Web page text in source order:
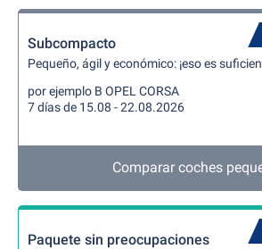
Subcompacto
Pequeño, ágil y económico: ¡eso es
por ejemplo B OPEL CORSA
7 días de 15.08 - 22.08.2026
Comparar coches
Paquete sin preocupaciones